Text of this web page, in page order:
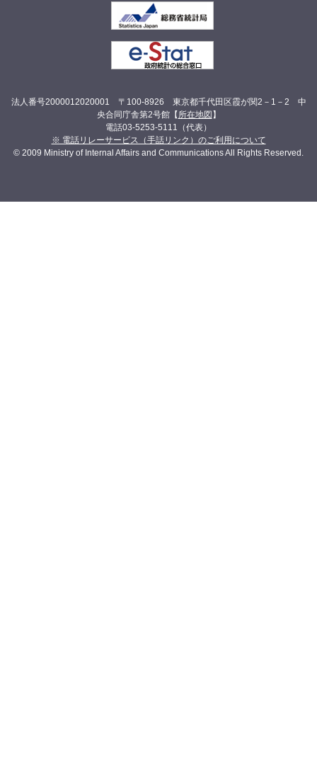
法人番号2000012020001 〒100-8926 東京都千代田区霞が関2－1－2 中
央合同庁舎第2号館【 所在地図 】
電話03-5253-5111（代表）
※ 電話リレーサービス（手話リンク）のご利用について
© 2009 Ministry of Internal Affairs and Communications All Rights Reserved.